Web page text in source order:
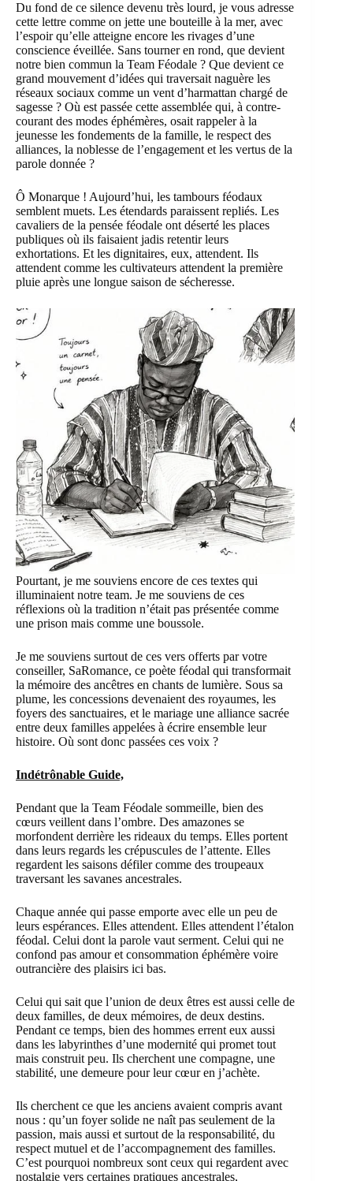
Du fond de ce silence devenu très lourd, je vous adresse
cette lettre comme on jette une bouteille à la mer, avec
l’espoir qu’elle atteigne encore les rivages d’une
conscience éveillée. Sans tourner en rond, que devient
notre bien commun la Team Féodale ? Que devient ce
grand mouvement d’idées qui traversait naguère les
réseaux sociaux comme un vent d’harmattan chargé de
sagesse ? Où est passée cette assemblée qui, à contre-
courant des modes éphémères, osait rappeler à la
jeunesse les fondements de la famille, le respect des
alliances, la noblesse de l’engagement et les vertus de la
parole donnée ?
Ô Monarque ! Aujourd’hui, les tambours féodaux
semblent muets. Les étendards paraissent repliés. Les
cavaliers de la pensée féodale ont déserté les places
publiques où ils faisaient jadis retentir leurs
exhortations. Et les dignitaires, eux, attendent. Ils
attendent comme les cultivateurs attendent la première
pluie après une longue saison de sécheresse.
Pourtant, je me souviens encore de ces textes qui
illuminaient notre team. Je me souviens de ces
réflexions où la tradition n’était pas présentée comme
une prison mais comme une boussole.
Je me souviens surtout de ces vers offerts par votre
conseiller, SaRomance, ce poète féodal qui transformait
la mémoire des ancêtres en chants de lumière. Sous sa
plume, les concessions devenaient des royaumes, les
foyers des sanctuaires, et le mariage une alliance sacrée
entre deux familles appelées à écrire ensemble leur
histoire. Où sont donc passées ces voix ?
Indétrônable Guide,
Pendant que la Team Féodale sommeille, bien des
cœurs veillent dans l’ombre. Des amazones se
morfondent derrière les rideaux du temps. Elles portent
dans leurs regards les crépuscules de l’attente. Elles
regardent les saisons défiler comme des troupeaux
traversant les savanes ancestrales.
Chaque année qui passe emporte avec elle un peu de
leurs espérances. Elles attendent. Elles attendent l’étalon
féodal. Celui dont la parole vaut serment. Celui qui ne
confond pas amour et consommation éphémère voire
outrancière des plaisirs ici bas.
Celui qui sait que l’union de deux êtres est aussi celle de
deux familles, de deux mémoires, de deux destins.
Pendant ce temps, bien des hommes errent eux aussi
dans les labyrinthes d’une modernité qui promet tout
mais construit peu. Ils cherchent une compagne, une
stabilité, une demeure pour leur cœur en j’achète.
Ils cherchent ce que les anciens avaient compris avant
nous : qu’un foyer solide ne naît pas seulement de la
passion, mais aussi et surtout de la responsabilité, du
respect mutuel et de l’accompagnement des familles.
C’est pourquoi nombreux sont ceux qui regardent avec
nostalgie vers certaines pratiques ancestrales,